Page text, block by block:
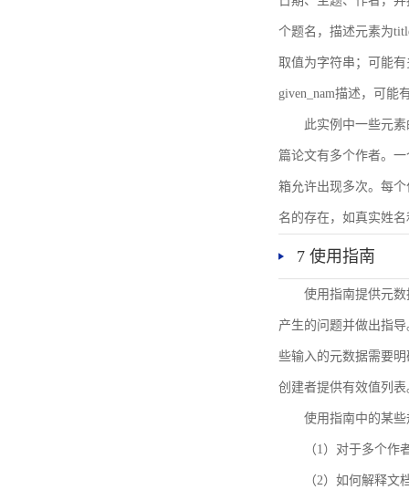
个题名，描述元素为
取值为字符串；可能
given_nam描述，可能
此实例中一些元
篇论文有多个作者。
箱允许出现多次。每
名的存在，如真实姓
7 使用指南
使用指南提供元
产生的问题并做出指
些输入的元数据需要
创建者提供有效值列表
使用指南中的某
（1）对于多个作
（2）如何解释文